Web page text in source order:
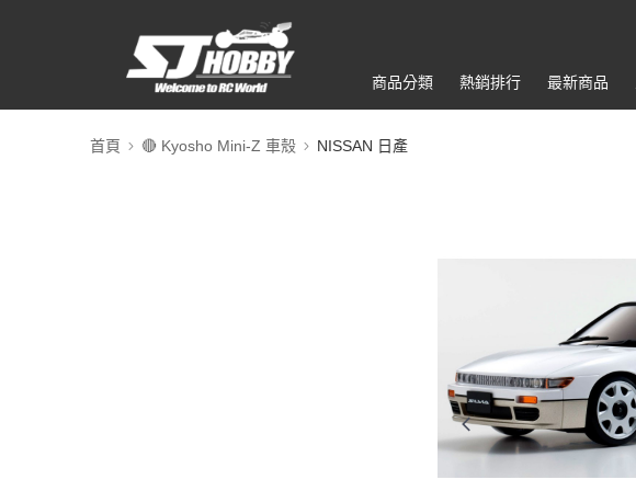
商品分類 熱銷排行 最新商品
首頁 🔴 Kyosho Mini-Z 車殼 NISSAN 日產